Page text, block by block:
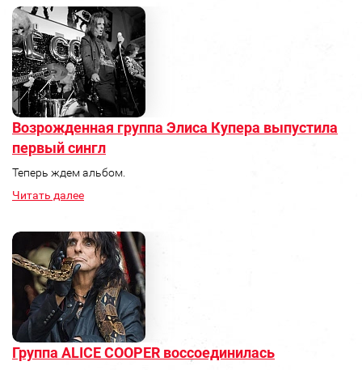
Возрожденная группа Элиса Купера выпустила
первый сингл
Теперь ждем альбом.
Читать далее
Группа ALICE COOPER воссоединилась